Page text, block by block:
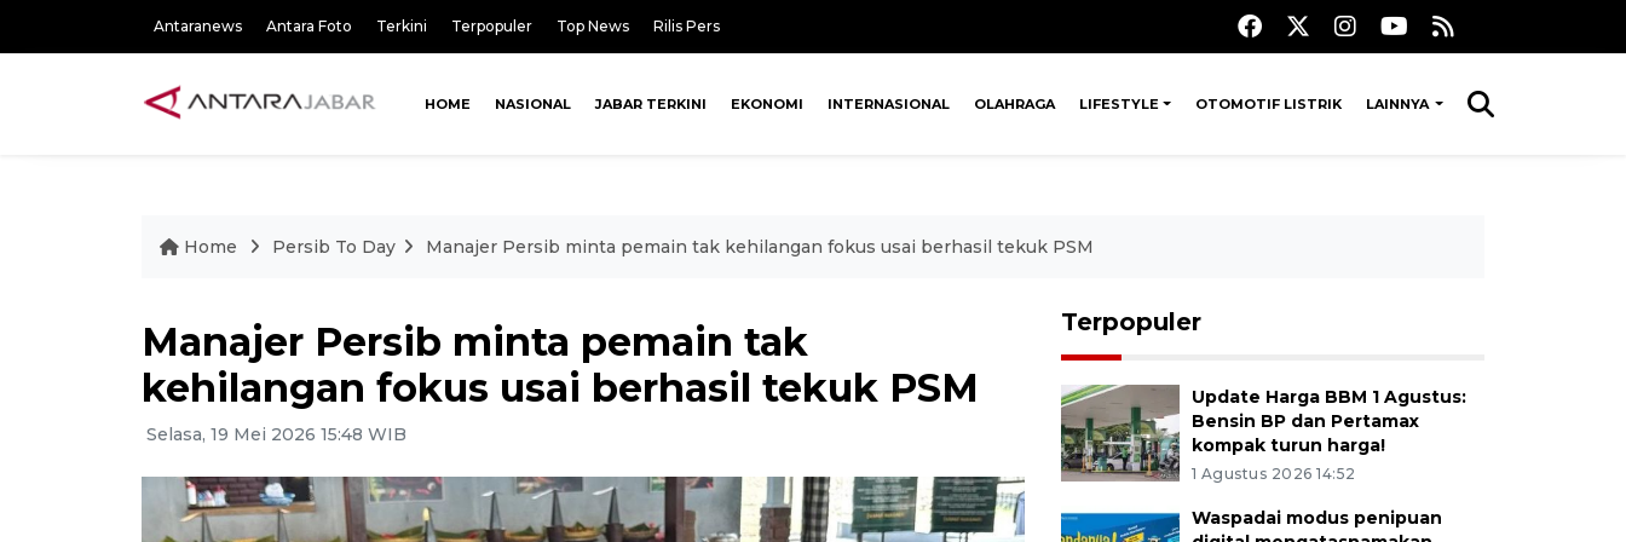
Antaranews Antara Foto Terkini Terpopuler Top News Rilis Pers
HOME NASIONAL JABAR TERKINI EKONOMI INTERNASIONAL OLAHRAGA LIFESTYLE OTOMOTIF LISTRIK LAINNYA
Home Persib To Day Manajer Persib minta pemain tak kehilangan fokus usai berhasil tekuk PSM
Manajer Persib minta pemain tak
kehilangan fokus usai berhasil tekuk PSM
Selasa, 19 Mei 2026 15:48 WIB
Terpopuler
Update Harga BBM 1 Agustus:
Bensin BP dan Pertamax
kompak turun harga!
1 Agustus 2026 14:52
Waspadai modus penipuan